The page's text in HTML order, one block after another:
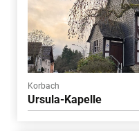
Korbach
Ursula-Kapelle